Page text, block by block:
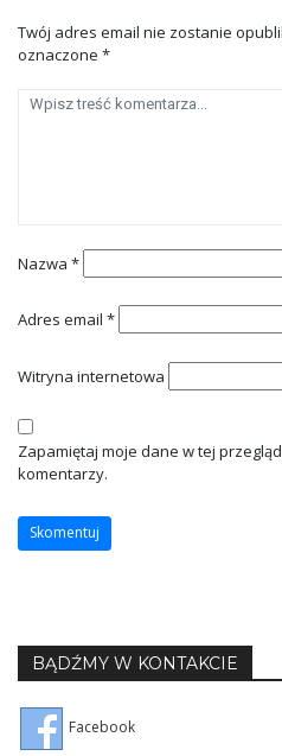
Twój adres email nie zostanie
oznaczone *
Nazwa *
Adres email *
Witryna internetowa
Zapamiętaj moje dane w tej
komentarzy.
BĄDŹMY W KONTAKCIE
Facebook